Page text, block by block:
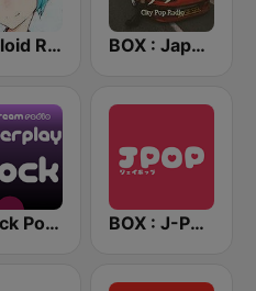
Vocaloid Radio BOX : Japan City Pop -日本のシティポップ
J-Rock Powerplay BOX : J-POP Radio - ジェイポップ 無線